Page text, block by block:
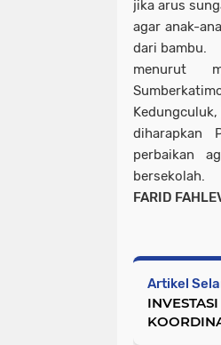
jika arus
agar anak-
dari bambu.
menurut
Kedungculuk,
diharapkan
perbaikan
bersekolah.
FARID
Artikel